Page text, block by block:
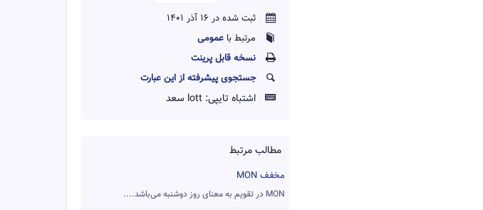
ثبت شده در 16 آذر 1401
مرتبط با عمومی
نسخه قابل پرينت
جستجوی پیشرفته از این عبارت
اشتباه تایپی: lott سعد
مطالب مرتبط
مخفف MON
MON در تقویم به معنای روز دوشنبه می‌باشد....